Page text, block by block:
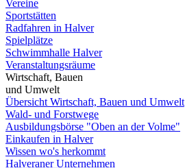
Vereine
Sportstätten
Radfahren in Halver
Spielplätze
Schwimmhalle Halver
Veranstaltungsräume
Wirtschaft, Bauen
und Umwelt
Übersicht Wirtschaft, Bauen und Umwelt
Wald- und Forstwege
Ausbildungsbörse "Oben an der Volme"
Einkaufen in Halver
Wissen wo's herkommt
Halveraner Unternehmen